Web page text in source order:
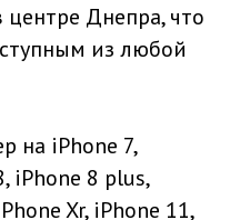
Днепра, что
из любой
на iPhone 7,
iPhone 8 plus,
Xr, iPhone 11,